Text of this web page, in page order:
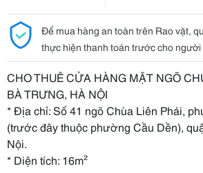
Để mua hàng an toàn trên Rao vặt,
thực hiện thanh toán trước cho người
CHO THUÊ CỬA HÀNG MẶT NGÕ
BÀ TRƯNG, HÀ NỘI
* Địa chỉ: Số 41 ngõ Chùa Liên Phái,
(trước đây thuộc phường Cầu Dền),
Nội.
* Diện tích: 16m²